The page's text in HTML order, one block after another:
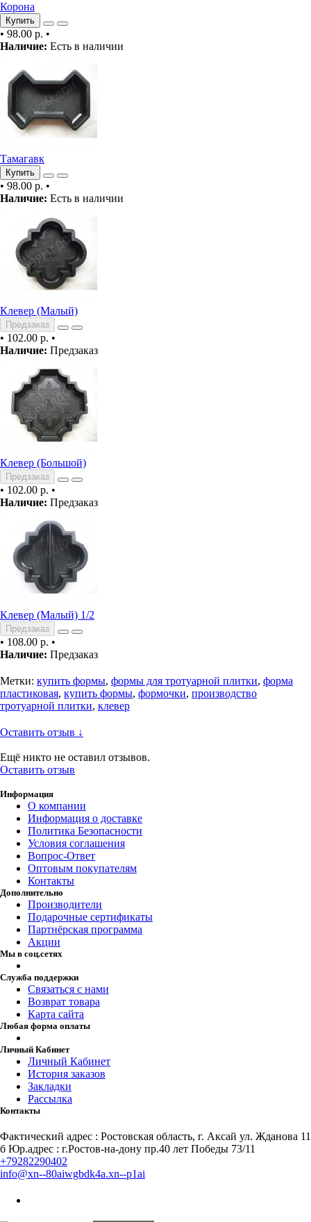
Корона
Купить
• 98.00 р. •
Наличие: Есть в наличии
Тамагавк
Купить
• 98.00 р. •
Наличие: Есть в наличии
Клевер (Малый)
Предзаказ
• 102.00 р. •
Наличие: Предзаказ
Клевер (Большой)
Предзаказ
• 102.00 р. •
Наличие: Предзаказ
Клевер (Малый) 1/2
Предзаказ
• 108.00 р. •
Наличие: Предзаказ
Метки: купить формы, формы для тротуарной плитки, форма
пластиковая, купить формы, формочки, производство
тротуарной плитки, клевер
Оставить отзыв ↓
Ещё никто не оставил отзывов.
Оставить отзыв
Информация
О компании
Информация о доставке
Политика Безопасности
Условия соглашения
Вопрос-Ответ
Оптовым покупателям
Контакты
Дополнительно
Производители
Подарочные сертификаты
Партнёрская программа
Акции
Мы в соц.сетях
Служба поддержки
Связаться с нами
Возврат товара
Карта сайта
Любая форма оплаты
Личный Кабинет
Личный Кабинет
История заказов
Закладки
Рассылка
Контакты
Фактический адрес : Ростовская область, г. Аксай ул. Жданова 11
б Юр.адрес : г.Ростов-на-дону пр.40 лет Победы 73/11
+79282290402
info@xn--80aiwgbdk4a.xn--p1ai